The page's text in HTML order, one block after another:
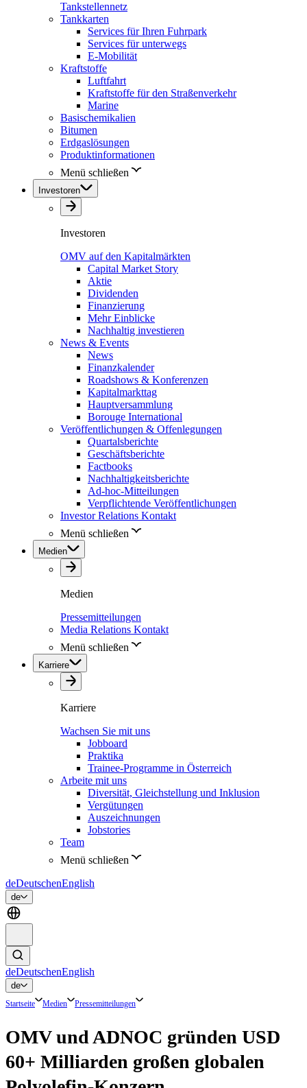
Tankstellennetz
Tankkarten
Services für Ihren Fuhrpark
Services für unterwegs
E-Mobilität
Kraftstoffe
Luftfahrt
Kraftstoffe für den Straßenverkehr
Marine
Basischemikalien
Bitumen
Erdgaslösungen
Produktinformationen
Menü schließen
Investoren
Investoren
OMV auf den Kapitalmärkten
Capital Market Story
Aktie
Dividenden
Finanzierung
Mehr Einblicke
Nachhaltig investieren
News & Events
News
Finanzkalender
Roadshows & Konferenzen
Kapitalmarkttag
Hauptversammlung
Borouge International
Veröffentlichungen & Offenlegungen
Quartalsberichte
Geschäftsberichte
Factbooks
Nachhaltigkeitsberichte
Ad-hoc-Mitteilungen
Verpflichtende Veröffentlichungen
Investor Relations Kontakt
Menü schließen
Medien
Medien
Pressemitteilungen
Media Relations Kontakt
Menü schließen
Karriere
Karriere
Wachsen Sie mit uns
Jobboard
Praktika
Trainee-Programme in Österreich
Arbeite mit uns
Diversität, Gleichstellung und Inklusion
Vergütungen
Auszeichnungen
Jobstories
Team
Menü schließen
deDeutschenEnglish
de
deDeutschenEnglish
de
Startseite Medien Pressemitteilungen
OMV und ADNOC gründen USD
60+ Milliarden großen globalen